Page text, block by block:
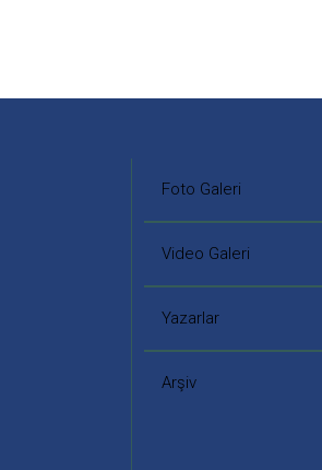
Foto Galeri
Video Galeri
Yazarlar
Arşiv